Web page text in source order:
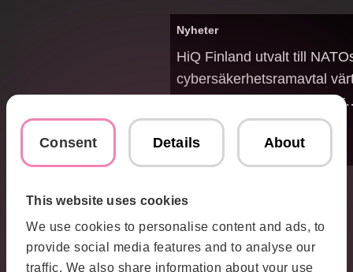
Consent Details About
This website uses cookies
We use cookies to personalise content and ads, to
provide social media features and to analyse our
traffic. We also share information about your use
Nyheter
HiQ Finland utvalt till
cybersäkerhetsramavtal
500 miljoner euro – stärker
positionen som
försvars- och
Fler branscher vi jobbar i